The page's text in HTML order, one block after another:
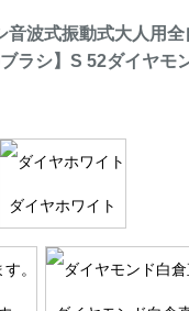
音波式振動式大人用
ラシ】S 52ダイヤモ
ダイヤホワイト